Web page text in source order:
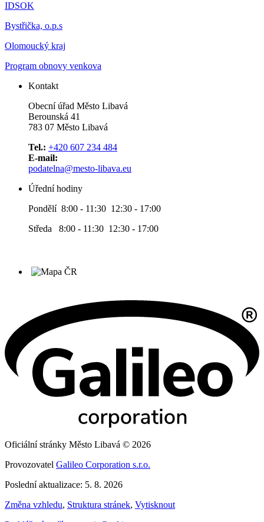
IDSOK
Bystřička, o.p.s
Olomoucký kraj
Program obnovy venkova
Kontakt
Obecní úřad Město Libavá
Berounská 41
783 07 Město Libavá
Tel.: +420 607 234 484
E-mail:
podatelna@mesto-libava.eu
Úřední hodiny
Pondělí 8:00 - 11:30 12:30 - 17:00
Středa 8:00 - 11:30 12:30 - 17:00
Oficiální stránky Město Libavá © 2026
Provozovatel Galileo Corporation s.r.o.
Poslední aktualizace: 5. 8. 2026
Změna vzhledu, Struktura stránek, Vytisknout